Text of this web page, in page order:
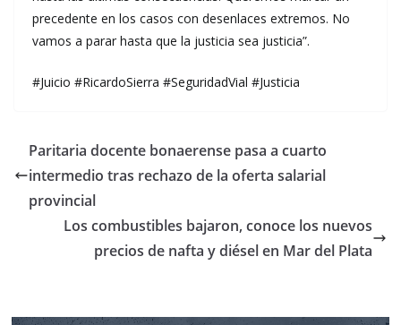
precedente en los casos con desenlaces extremos. No
vamos a parar hasta que la justicia sea justicia”.
#Juicio #RicardoSierra #SeguridadVial #Justicia
Paritaria docente bonaerense pasa a cuarto
intermedio tras rechazo de la oferta salarial
provincial
Los combustibles bajaron, conoce los nuevos
precios de nafta y diésel en Mar del Plata